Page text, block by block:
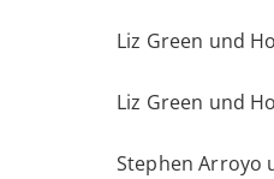
Liz Green und
Liz Green und
Stephen Arroyo